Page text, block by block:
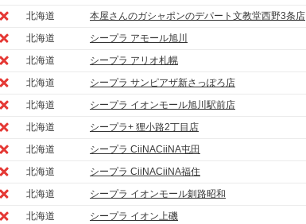
北海道
本屋さんのガシャポンのデパート文教堂西野3条店
北海道
シープラ アモール旭川
北海道
シープラ アリオ札幌
北海道
シープラ サンピアザ新さっぽろ店
北海道
シープラ イオンモール旭川駅前店
北海道
シープラ+ 狸小路2丁目店
北海道
シープラ CiiNACiiNA屯田
北海道
シープラ CiiNACiiNA福住
北海道
シープラ イオンモール釧路昭和
北海道
シープラ イオン上磯